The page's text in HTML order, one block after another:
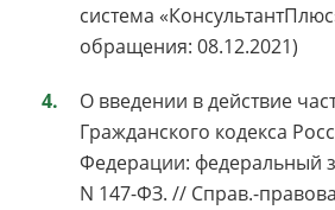
система
обращения: 08.12.2021)
О введении в действие
Гражданского кодекса
Федерации: федеральный
N 147-ФЗ. // Справ.-